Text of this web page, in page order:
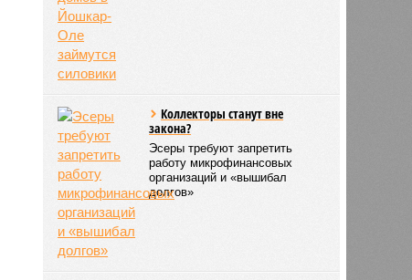
Коллекторы станут вне
закона?
Эсеры требуют запретить
работу микрофинансовых
организаций и «вышибал
долгов»